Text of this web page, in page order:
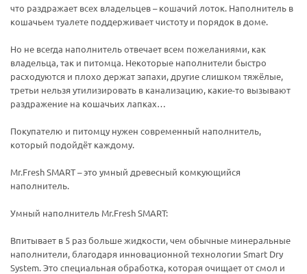
что раздражает всех владельцев – кошачий лоток. Наполнитель в
кошачьем туалете поддерживает чистоту и порядок в доме.
Но не всегда наполнитель отвечает всем пожеланиями, как
владельца, так и питомца. Некоторые наполнители быстро
расходуются и плохо держат запахи, другие слишком тяжёлые,
третьи нельзя утилизировать в канализацию, какие-то вызывают
раздражение на кошачьих лапках…
Покупателю и питомцу нужен современный наполнитель,
который подойдёт каждому.
Mr.Fresh SMART – это умный древесный комкующийся
наполнитель.
Умный наполнитель Mr.Fresh SMART:
Впитывает в 5 раз больше жидкости, чем обычные минеральные
наполнители, благодаря инновационной технологии Smart Dry
System. Это специальная обработка, которая очищает от смол и